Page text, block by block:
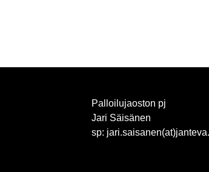
Palloilujaoston pj
Jari Säisänen
sp: